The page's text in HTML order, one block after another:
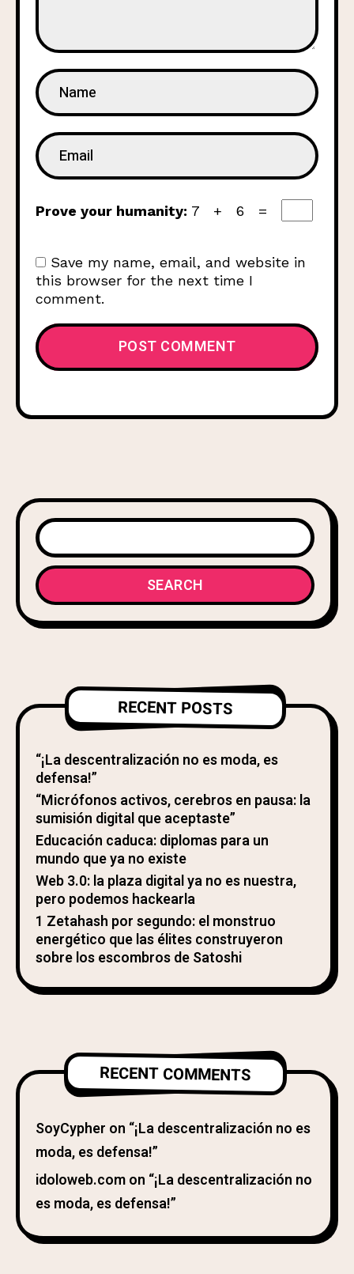
Prove your humanity: 7 + 6 =
Save my name, email, and website in
this browser for the next time I
comment.
SEARCH
RECENT POSTS
“¡La descentralización no es moda, es
defensa!”
“Micrófonos activos, cerebros en pausa: la
sumisión digital que aceptaste”
Educación caduca: diplomas para un
mundo que ya no existe
Web 3.0: la plaza digital ya no es nuestra,
pero podemos hackearla
1 Zetahash por segundo: el monstruo
energético que las élites construyeron
sobre los escombros de Satoshi
RECENT COMMENTS
SoyCypher on “¡La descentralización no es
moda, es defensa!”
idoloweb.comon “¡La descentralización no
es moda, es defensa!”